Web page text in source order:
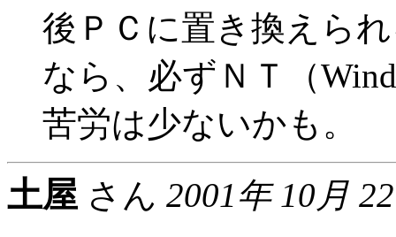
後ＰＣに置き換えら
なら、必ずＮＴ（
苦労は少ないかも。
土屋 さん 2001年 10月